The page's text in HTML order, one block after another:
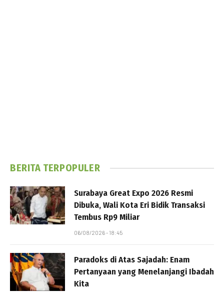
BERITA TERPOPULER
Surabaya Great Expo 2026 Resmi
Dibuka, Wali Kota Eri Bidik Transaksi
Tembus Rp9 Miliar
06/08/2026 - 18:45
Paradoks di Atas Sajadah: Enam
Pertanyaan yang Menelanjangi Ibadah
Kita